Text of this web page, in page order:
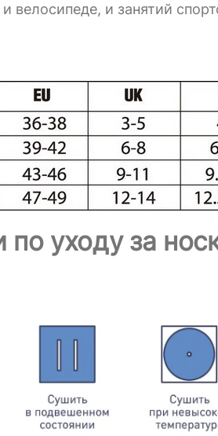
велосипеде, и занятий
уходу за